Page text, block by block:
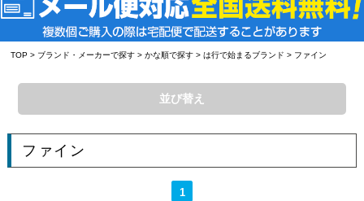
TOP > ブランド・メーカーで探す >かな順で探す >は行で始まるブランド > ファイン
並び替え
ファイン
1